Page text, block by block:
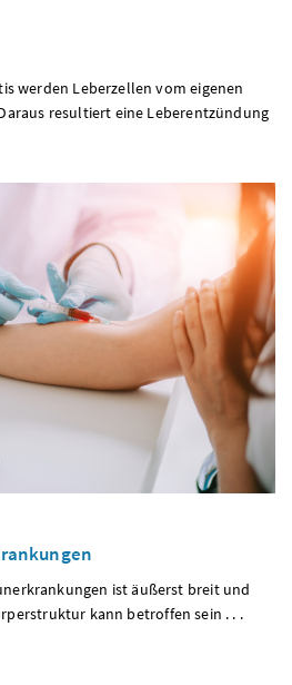
werden Leberzellen vom eigenen
resultiert eine Leberentzündung
ist äußerst breit und
kann betroffen sein . . .